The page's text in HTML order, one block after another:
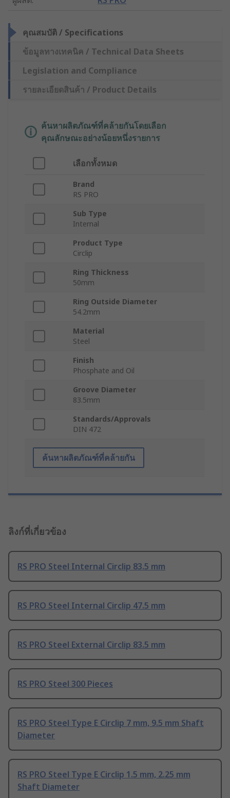
คุณสมบัติ / Specifications
ข้อมูลทางเทคนิค / Technical Data Sheets
Legislation and Compliance
รายละเอียดสินค้า / Product Details
ค้นหาผลิตภัณฑ์ที่คล้ายกันโดยเลือก
คุณลักษณะอย่างน้อยหนึ่งรายการ
เลือกทั้งหมด
Brand
RS PRO
Sub Type
Internal
Product Type
Circlip
Ring Thickness
50mm
Ring Outside Diameter
54.2mm
Material
Steel
Finish
Phosphate and Oil
Groove Diameter
83.5mm
Standards/Approvals
DIN 472
ค้นหาผลิตภัณฑ์ที่คล้ายกัน
ลิงก์ที่เกี่ยวข้อง
RS PRO Steel Internal Circlip 83.5 mm
RS PRO Steel Internal Circlip 47.5 mm
RS PRO Steel External Circlip 83.5 mm
RS PRO Steel 300 Pieces
RS PRO Steel Type E Circlip 7 mm, 9.5 mm Shaft
Diameter
RS PRO Steel Type E Circlip 1.5 mm, 2.25 mm
Shaft Diameter